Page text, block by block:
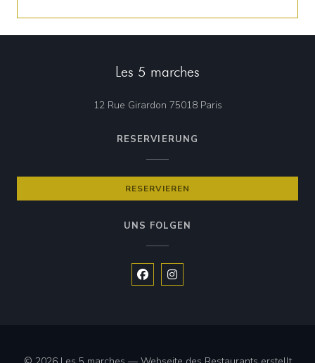
Les 5 marches
12 Rue Girardon 75018 Paris((öffnet ein neues
RESERVIERUNG
RESERVIEREN
UNS FOLGEN
Facebook ((öffnet ein neues
Instagram ((öffnet ein neues